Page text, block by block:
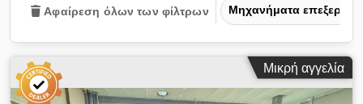
Αφαίρεση όλων των φίλτρων Μηχανήματα
Μικρή αγγελία